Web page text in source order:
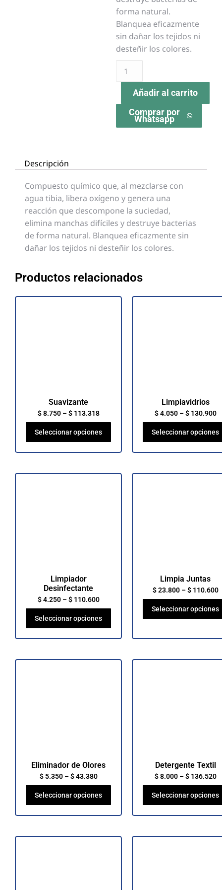
forma natural.
Blanquea eficazmente
sin dañar los tejidos ni
desteñir los colores.
Añadir al carrito
Comprar por
Whatsapp
Descripción
Compuesto químico que, al mezclarse con
agua tibia, libera oxígeno y genera una
reacción que descompone la suciedad,
elimina manchas difíciles y destruye bacterias
de forma natural. Blanquea eficazmente sin
dañar los tejidos ni desteñir los colores.
Productos relacionados
Suavizante
$8.750–$113.318
Seleccionar opciones
Limpiavidrios
$4.050–$130.900
Seleccionar opciones
Limpiador
Desinfectante
$4.250–$110.600
Seleccionar opciones
Limpia Juntas
$23.800–$110.600
Seleccionar opciones
Eliminador de Olores
$5.350–$43.380
Seleccionar opciones
Detergente Textil
$8.000–$136.520
Seleccionar opciones